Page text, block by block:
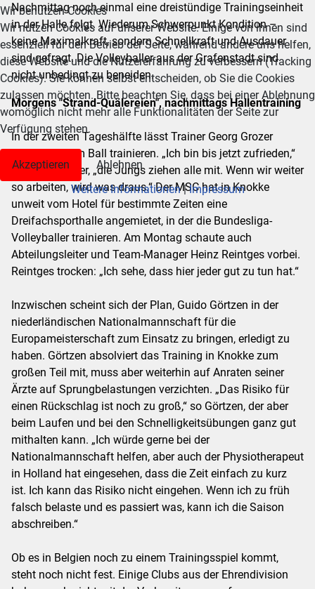
Nachmittag noch einmal eine dreistündige Trainingseinheit
in der Halle folgt. Wiederum Schwerpunkt Kondition –
keine Maximalkraft, sondern Schnellkraft und Ausdauer
sind gefragt. Die Volleyballer aus der Grafenstadt sind
nicht unbedingt zu beneiden.
Morgens "Strand-Quälereien", nachmittags Hallentraining
In der zweiten Tageshälfte lässt Trainer Georg Grozer
senior mit dem Ball trainieren. „Ich bin bis jetzt zufrieden,“
sagt der Trainer, „die Jungs ziehen alle mit. Wenn wir weiter
so arbeiten, wird was draus.“ Der MSC hat in Knokke
unweit vom Hotel für bestimmte Zeiten eine
Dreifachsporthalle angemietet, in der die Bundesliga-
Volleyballer trainieren. Am Montag schaute auch
Abteilungsleiter und Team-Manager Heinz Reintges vorbei.
Reintges trocken: „Ich sehe, dass hier jeder gut zu tun hat.“
Inzwischen scheint sich der Plan, Guido Görtzen in der
niederländischen Nationalmannschaft für die
Europameisterschaft zum Einsatz zu bringen, erledigt zu
haben. Görtzen absolviert das Training in Knokke zum
großen Teil mit, muss aber weiterhin auf Anraten seiner
Ärzte auf Sprungbelastungen verzichten. „Das Risiko für
einen Rückschlag ist noch zu groß,“ so Görtzen, der aber
beim Laufen und bei den Schnelligkeitsübungen ganz gut
mithalten kann. „Ich würde gerne bei der
Nationalmannschaft helfen, aber auch der Physiotherapeut
in Holland hat eingesehen, dass die Zeit einfach zu kurz
ist. Ich kann das Risiko nicht eingehen. Wenn ich zu früh
falsch belaste und es passiert was, kann ich die Saison
abschreiben.“
Ob es in Belgien noch zu einem Trainingsspiel kommt,
steht noch nicht fest. Einige Clubs aus der Ehrendivision
Wir benutzen Cookies
Wir nutzen Cookies auf unserer Website. Einige von ihnen sind
essenziell für den Betrieb der Seite, während andere uns helfen,
diese Website und die Nutzererfahrung zu verbessern (Tracking
Cookies). Sie können selbst entscheiden, ob Sie die Cookies
zulassen möchten. Bitte beachten Sie, dass bei einer Ablehnung
womöglich nicht mehr alle Funktionalitäten der Seite zur
Verfügung stehen.
Akzeptieren
Ablehnen
Weitere Informationen|Impressum